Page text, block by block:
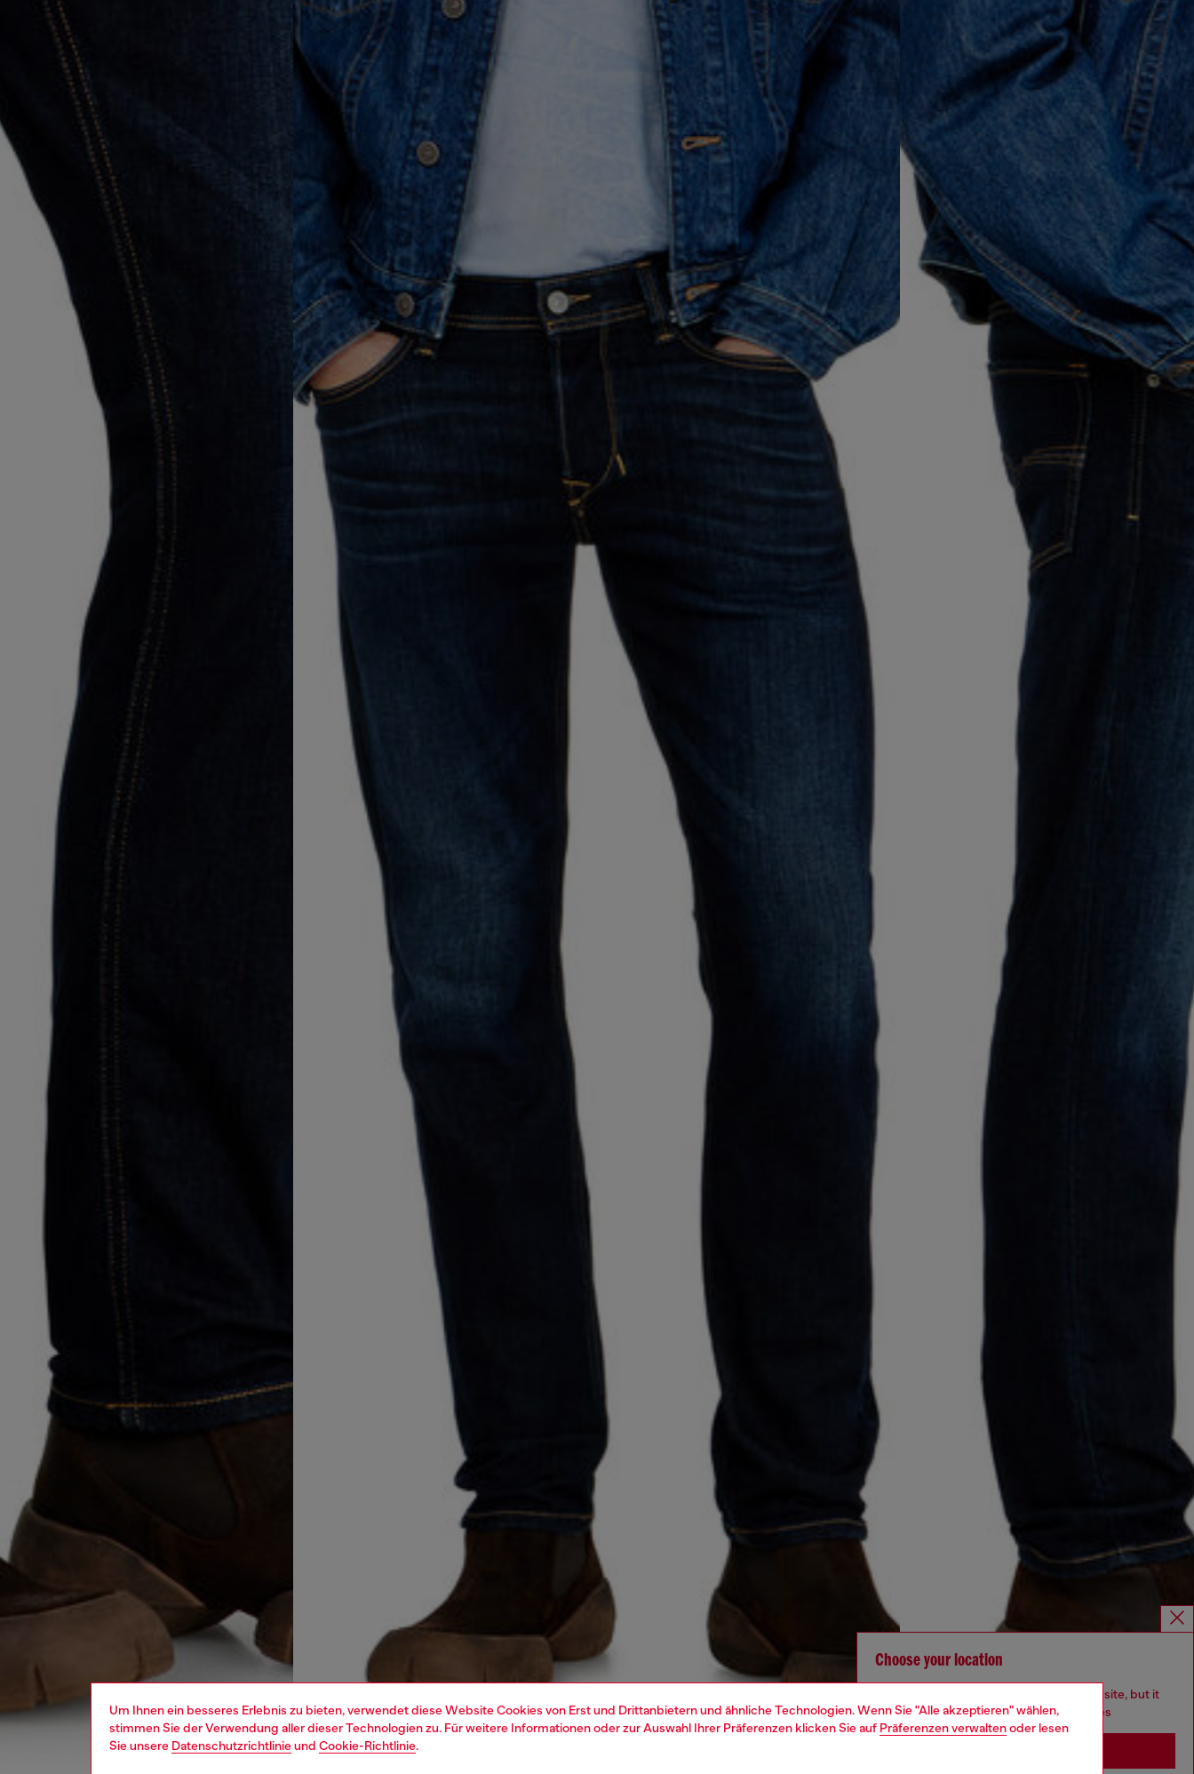
Um Ihnen ein besseres Erlebnis zu bieten, verwendet diese Website Cookies von Erst und Drittanbietern und ähnliche Technologien. Wenn Sie "Alle akzeptieren" wählen,
stimmen Sie der Verwendung aller dieser Technologien zu. Für weitere Informationen oder zur Auswahl Ihrer Präferenzen klicken Sie auf Präferenzen verwaltenoder lesen
Sie unsere Datenschutzrichtlinieund Cookie-Richtlinie.
Choose your location
You are currently browsing Schweiz website, but it
seems you may be based in United States